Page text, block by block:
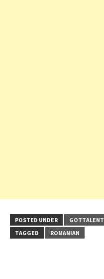
POSTED UNDER
GOTTALENT
TAGGED
ROMANIAN